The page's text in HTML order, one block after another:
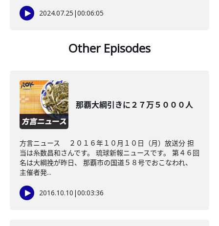
2024.07.25 |00:06:05
Other Episodes
那覇大綱引きに２７万５０００人
方言ニュース ２０１６年１０月１０日（月）放送分 担
当は糸数昌和さんです。 琉球新報ニュースです。 第４６回
名は大綱挽が昨日、 那覇市の国道５８号でおこなわれ、
主催者発...
2016.10.10 |00:03:36